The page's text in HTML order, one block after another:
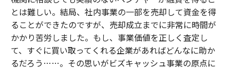
とは難しい。結局、社内事業の一部を売却して資金を得
ることができたのですが、売却成立までに非常に時間が
かかり苦労しました。もし、事業価値を正しく査定し
て、すぐに買い取ってくれる企業があればどんなに助か
るだろう……。その思いがビズキャッシュ事業の原点に